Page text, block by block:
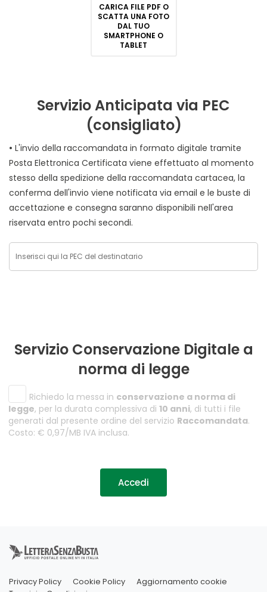
CARICA FILE PDF O
SCATTA UNA FOTO
DAL TUO
SMARTPHONE O
TABLET
Servizio Anticipata via PEC
(consigliato)
• L'invio della raccomandata in formato digitale tramite
Posta Elettronica Certificata viene effettuato al momento
stesso della spedizione della raccomandata cartacea, la
conferma dell'invio viene notificata via email e le buste di
accettazione e consegna saranno disponibili nell'area
riservata entro pochi secondi.
Servizio Conservazione Digitale a
norma di legge
Richiedo la messa in conservazione a norma di
legge, per la durata complessiva di 10 anni, di tutti i file
generati dal presente ordine del servizio Raccomandata.
Costo: € 0,97/MB IVA inclusa.
Accedi
Privacy Policy Cookie Policy
Aggiornamento cookie